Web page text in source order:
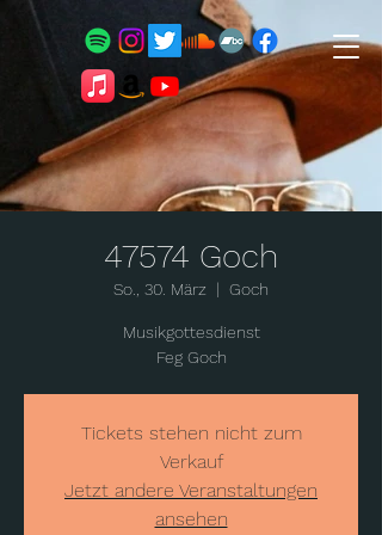
47574 Goch
So., 30. März
  |
Goch
Musikgottesdienst
Feg Goch
Tickets stehen nicht zum
Verkauf
Jetzt andere Veranstaltungen
ansehen